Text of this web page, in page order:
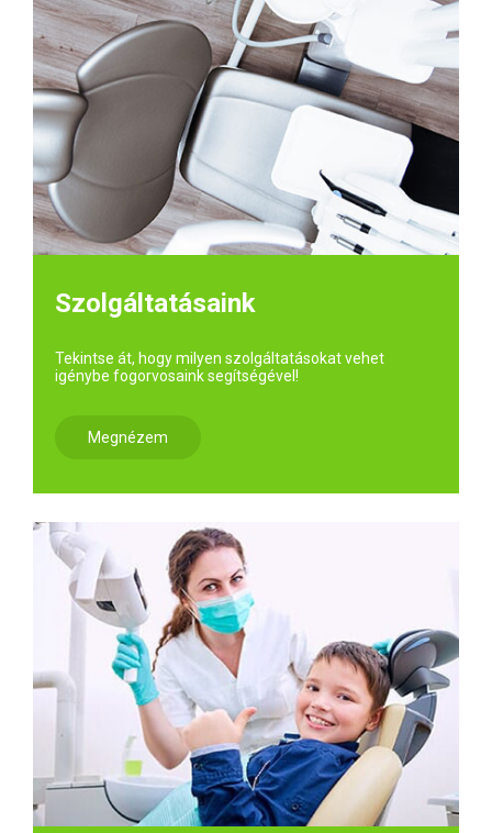
Szolgáltatásaink
Tekintse át, hogy milyen szolgáltatásokat vehet
igénybe fogorvosaink segítségével!
Megnézem